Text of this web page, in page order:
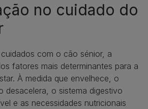
no cuidado do
com o cão sénior, a
fatores mais determinantes para a
À medida que envelhece, o
desacelera, o sistema digestivo
e as necessidades nutricionais